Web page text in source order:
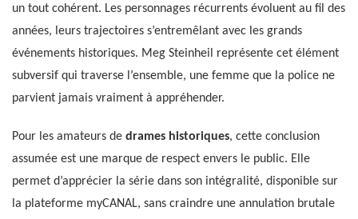
un tout cohérent. Les personnages récurrents évoluent au fil des
années, leurs trajectoires s’entremêlant avec les grands
événements historiques. Meg Steinheil représente cet élément
subversif qui traverse l’ensemble, une femme que la police ne
parvient jamais vraiment à appréhender.
Pour les amateurs de drames historiques, cette conclusion
assumée est une marque de respect envers le public. Elle
permet d’apprécier la série dans son intégralité, disponible sur
la plateforme myCANAL, sans craindre une annulation brutale